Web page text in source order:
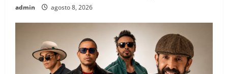
admin agosto 8, 2026